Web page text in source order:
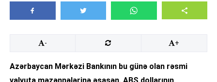
- +
Azərbaycan Mərkəzi Bankının bu günə olan rəsmi